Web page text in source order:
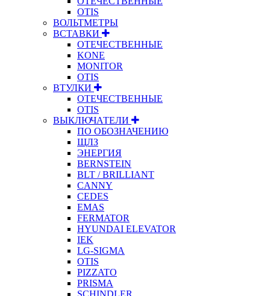
OTIS
ВОЛЬТМЕТРЫ
ВСТАВКИ
ОТЕЧЕСТВЕННЫЕ
KONE
MONITOR
OTIS
ВТУЛКИ
ОТЕЧЕСТВЕННЫЕ
OTIS
ВЫКЛЮЧАТЕЛИ
ПО ОБОЗНАЧЕНИЮ
ЩЛЗ
ЭНЕРГИЯ
BERNSTEIN
BLT / BRILLIANT
CANNY
CEDES
EMAS
FERMATOR
HYUNDAI ELEVATOR
IEK
LG-SIGMA
OTIS
PIZZATO
PRISMA
SCHINDLER